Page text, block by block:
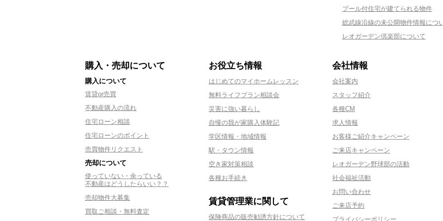
プール付住宅が建てられる物件
総武線沿線の未公開物件情報につ
レオガーデン倶楽部について
購入・売却について
購入について
賃貸or売買
不動産購入の流れ
住宅ローン相談
住宅ローンのポイント
売買物件リクエスト
売却について
使っていない・余っている
不動産はどうしたらいい？？
売却物件大募集
買取ご相談・無料査定
お役立ち情報
はじめてのマイホームレッスン
無料ライフプラン相談会
災害に強い暮らし
自慢の我が家購入体験記
学区情報・地域情報
駅・タウン情報
空き家対策相談
各種お手続き
賃貸管理業に関して
保険商品の販売勧誘方針について
会社情報
会社案内
スタッフ紹介
各種CM
求人情報
お客様ご紹介キャンペーン
ご来店キャンペーン
レオガーデン野球部の活動
社会福祉活動
お問い合わせ
ご来店予約
プライバシーポリシー